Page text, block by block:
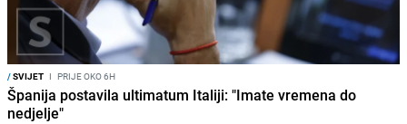
/SVIJET I PRIJE OKO 6H
Španija postavila ultimatum Italiji: "Imate vremena do
nedjelje"